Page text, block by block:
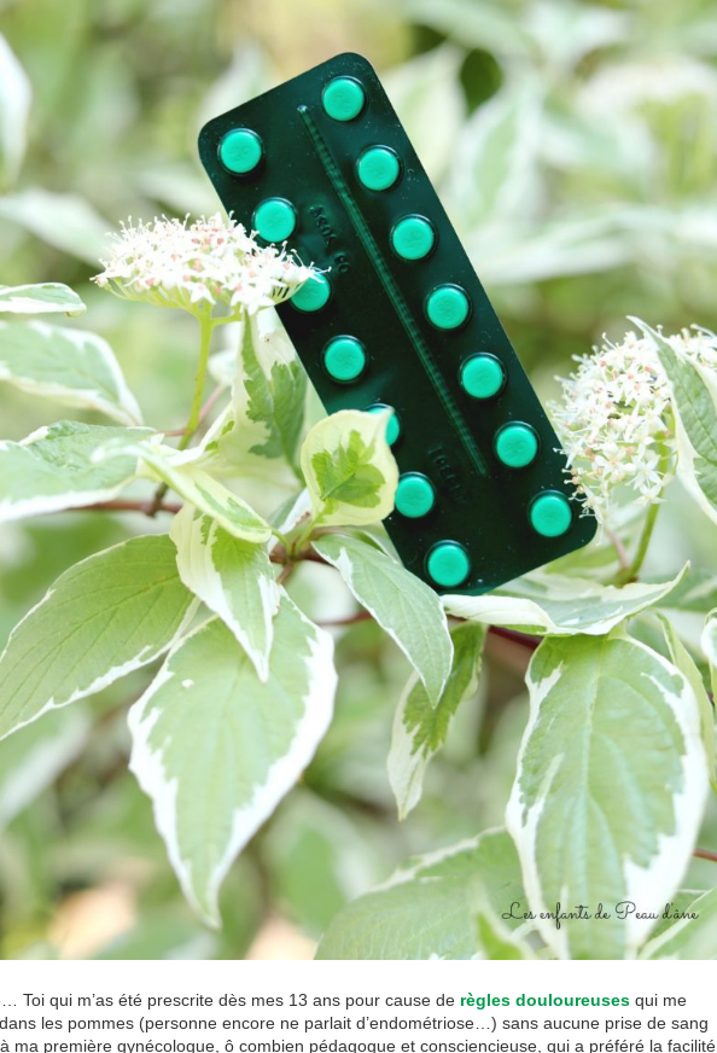
Toi qui m’as été prescrite dès mes 13 ans pour cause de règles douloureuses qui me
les pommes (personne encore ne parlait d’endométriose…) sans aucune prise de sang
ma première gynécologue, ô combien pédagogue et consciencieuse, qui a préféré la facilité